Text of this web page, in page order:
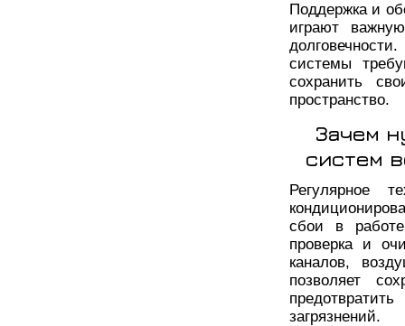
Поддержка и
играют
системы
сохранить
пространство.
Зачем
систем
Регулярное
сбои в
проверка и
каналов,
позволяет
загрязнений.